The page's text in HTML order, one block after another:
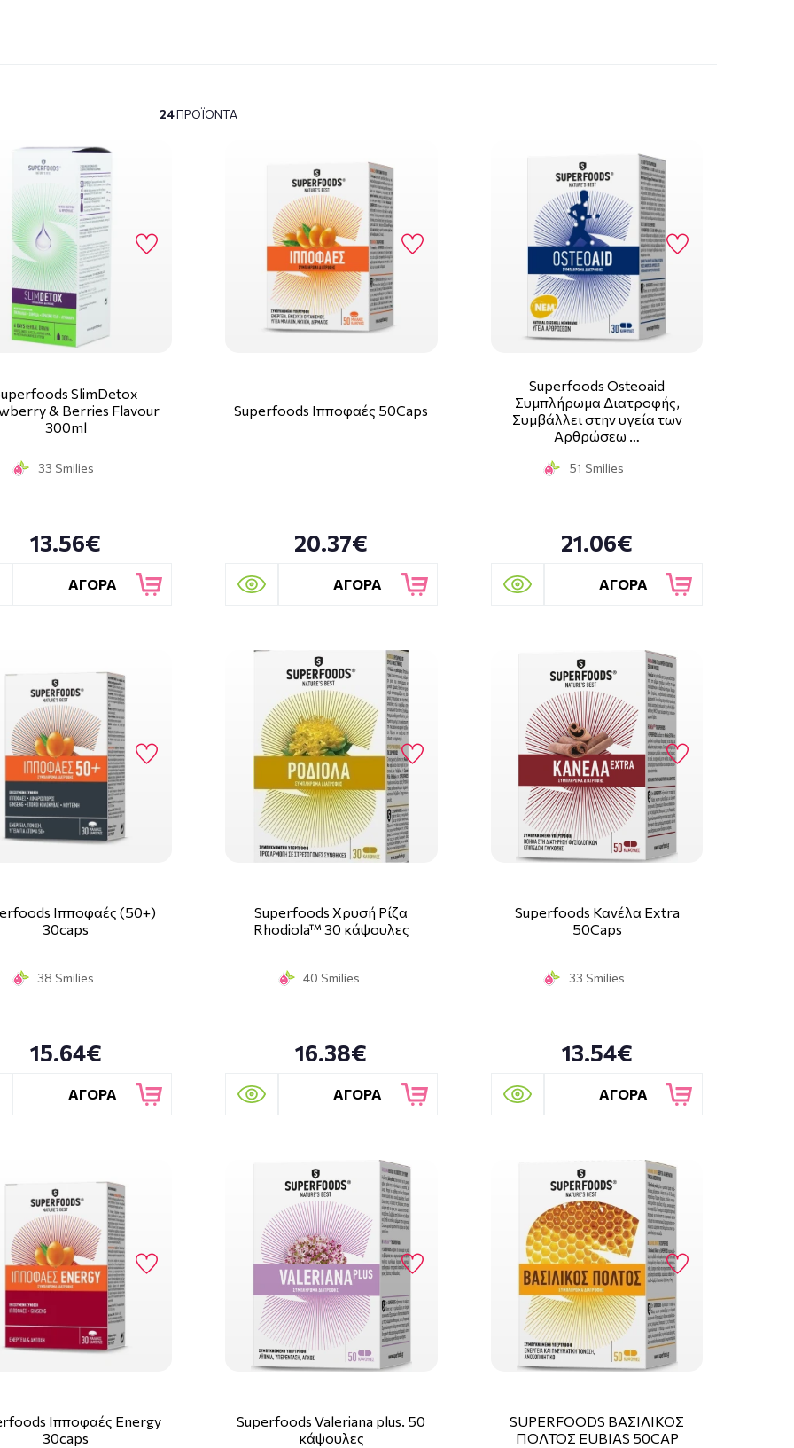
τα οποία έχουν δημιουργηθεί από φυσικά συστατικά, μέσα από τις πιο εξελιγμένες διαδικασίες ώστε να
φύση στο σύγχρονο άνθρωπο. Η αποστολή της είναι να υποστηρίξει τους καταναλωτές στη μάχη κατά των
συνεργώντας στην ενίσχυση της υγείας, της ομορφιάς και της ευεξίας τους.
φυσικά προϊόντα υψηλής διατροφικής αξίας, πλούσια σε απαραίτητα ευεργετικά συστατικά. Τα
μέσω καινοτόμων επιστημονικών μεθόδων και δημιουργούν μία πλήρη σειρά προϊόντων. Η σοφία της φύσης σε
τη βέλτιστη απορρόφηση των συστατικών, ώστε να απελευθερώνεται η δύναμη που χρειάζονται οι
για να νιώθουν καθημερινά η καλύτερη εκδοχή του εαυτού τους
24ΠΡΟΪΌΝΤΑ
SlimDetox
& Berries Flavour
300ml
33 Smilies
13.56€
ΑΓΟΡΑ
Superfoods Ιπποφαές 50Caps
20.37€
ΑΓΟΡΑ
Superfoods Osteoaid
Συμπλήρωμα Διατροφής,
Συμβάλλει στην υγεία των
Αρθρώσεω …
51 Smilies
21.06€
ΑΓΟΡΑ
Ιπποφαές (50+)
30caps
38 Smilies
15.64€
ΑΓΟΡΑ
Superfoods Χρυσή Ρίζα
Rhodiola™ 30 κάψουλες
40 Smilies
16.38€
ΑΓΟΡΑ
Superfoods Κανέλα Extra
50Caps
33 Smilies
13.54€
ΑΓΟΡΑ
Ιπποφαές Energy
30caps
Superfoods Valeriana plus. 50
κάψουλες
SUPERFOODS ΒΑΣΙΛΙΚΟΣ
ΠΟΛΤΟΣ EUBIAS 50CAP